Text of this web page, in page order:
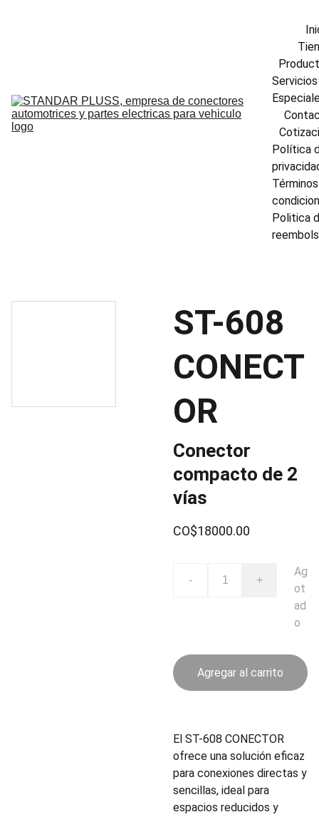
Servicios
Política
Politica
ST-608
CONECT
OR
Conector
compacto de 2
vías
CO$18000.00
- +
Ag
ot
ad
o
Agregar al carrito
El ST-608 CONECTOR
ofrece una solución eficaz
para conexiones directas y
sencillas, ideal para
espacios reducidos y